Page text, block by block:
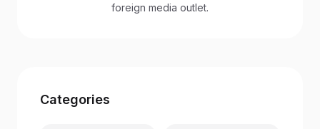
foreign media outlet.
Categories